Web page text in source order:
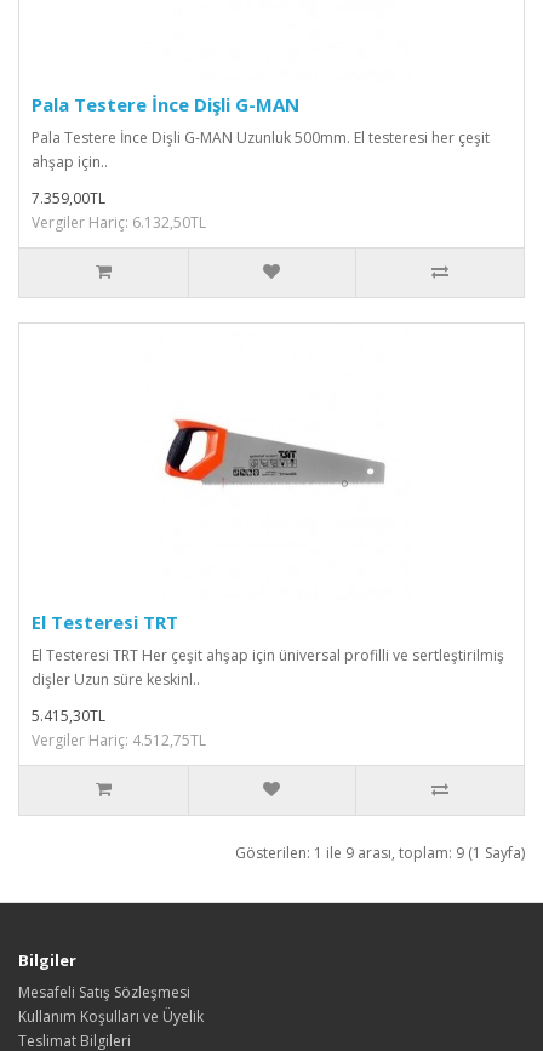
Pala Testere İnce Dişli G-MAN
Pala Testere İnce Dişli G-MAN Uzunluk 500mm. El testeresi her çeşit
ahşap için..
7.359,00TL
Vergiler Hariç: 6.132,50TL
El Testeresi TRT
El Testeresi TRT Her çeşit ahşap için üniversal profilli ve sertleştirilmiş
dişler Uzun süre keskinl..
5.415,30TL
Vergiler Hariç: 4.512,75TL
Gösterilen: 1 ile 9 arası, toplam: 9 (1 Sayfa)
Bilgiler
Mesafeli Satış Sözleşmesi
Kullanım Koşulları ve Üyelik
Teslimat Bilgileri